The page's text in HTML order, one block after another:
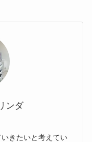
ンダ
きたいと考えてい